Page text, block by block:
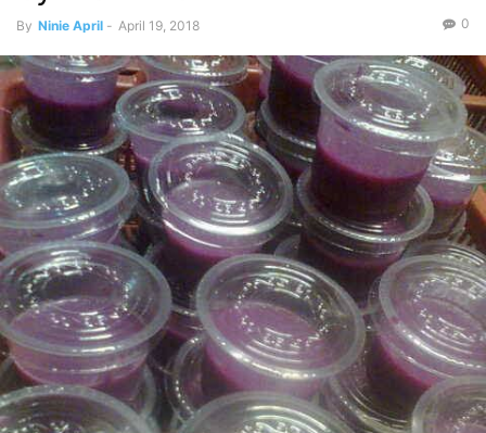
By Ninie April - April 19, 2018 0